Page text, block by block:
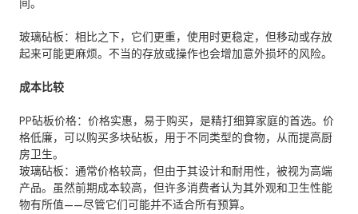
间。
玻璃砧板：相比之下，它们更重，使用时更稳定，但移动或存放
起来可能更麻烦。不当的存放或操作也会增加意外损坏的风险。
成本比较
PP砧板价格：价格实惠，易于购买，是精打细算家庭的首选。价
格低廉，可以购买多块砧板，用于不同类型的食物，从而提高厨
房卫生。
玻璃砧板：通常价格较高，但由于其设计和耐用性，被视为高端
产品。虽然前期成本较高，但许多消费者认为其外观和卫生性能
物有所值——尽管它们可能并不适合所有预算。